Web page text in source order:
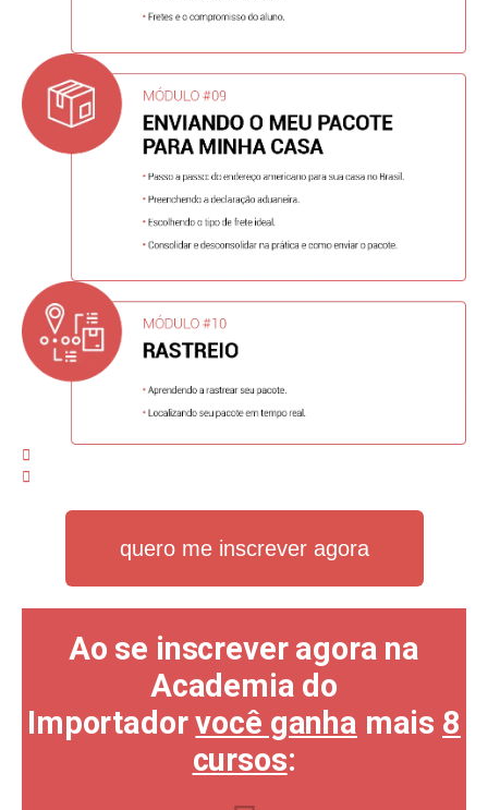
quero me inscrever agora
Ao se inscrever agora na
Academia do
Importadorvocê ganha mais 8
cursos: